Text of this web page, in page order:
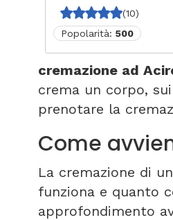
(10)
Popolarità: 500
cremazione ad
crema un corpo,
prenotare la
Come
La cremazione di
funziona e quanto
approfondimento